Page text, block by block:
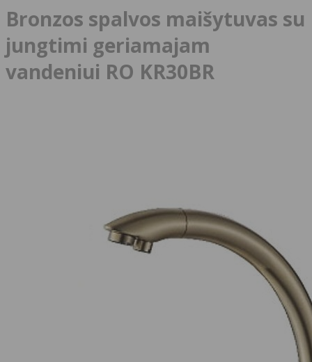
Bronzos spalvos maišytuvas su
jungtimi geriamajam
vandeniui RO KR30BR